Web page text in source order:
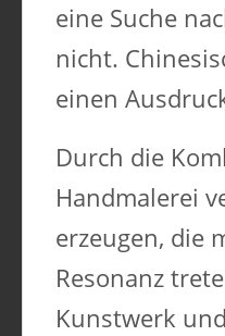
eine Suche
nicht.
einen
Durch die
Handmalerei
erzeugen, die
Resonanz
Kunstwerk